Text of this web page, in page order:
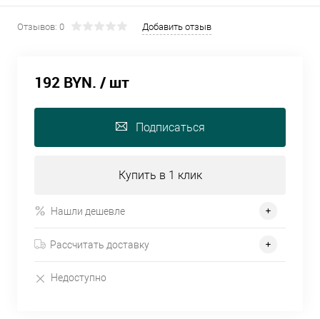
Отзывов: 0 Добавить отзыв
192 BYN. / шт
Подписаться
Купить в 1 клик
Нашли дешевле
Рассчитать доставку
Недоступно